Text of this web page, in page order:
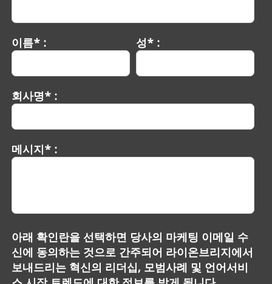
이름* : 성* :
회사명* :
메시지* :
아래 확인란을 선택하면 당사의 마케팅 이메일 수
신에 동의하는 것으로 간주되어 라이온브리지에서
보내드리는 혁신의 리더십, 모범사례 및 언어서비